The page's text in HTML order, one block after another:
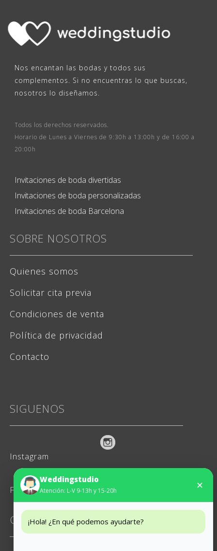
Nos encantan las bodas y todos sus
complementos. Si no encuentras lo que buscas,
nosotros lo diseñamos.
Todos los derechos reservados.
Horario de Lunes a Viernes de 9:30h a 13:00h y de 16:00 a
20:00h
Invitaciones de boda divertidas
Invitaciones de boda personalizadas
Invitaciones de boda Barcelona
SOBRE NOSOTROS
Quienes somos
Solicitar cita previa
Condiciones de venta
Política de privacidad
Contacto
SIGUENOS
Instagram
Facebook
CONTACTO
Weddingstudio
Atención: L-V 9-13h y 15-20h ✕
¡Hola! ¿En qué podemos ayudarte?